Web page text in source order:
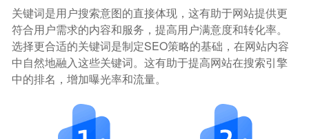
关键词是用户搜索意图的直接体现，这有助于网站提供更
符合用户需求的内容和服务，提高用户满意度和转化率。
选择更合适的关键词是制定SEO策略的基础，在网站内容
中自然地融入这些关键词。这有助于提高网站在搜索引擎
中的排名，增加曝光率和流量。